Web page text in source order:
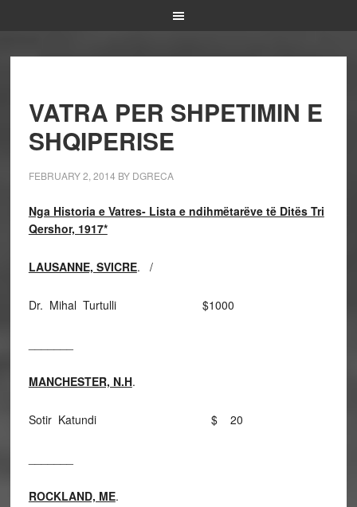
VATRA PER SHPETIMIN E
SHQIPERISE
FEBRUARY 2, 2014 BY DGRECA
Nga Historia e Vatres- Lista e ndihmëtarëve të Ditës Tri
Qershor, 1917*
LAUSANNE, SVICRE. /
Dr. Mihal Turtulli $1000
MANCHESTER, N.H.
Sotir Katundi $ 20
ROCKLAND, ME.